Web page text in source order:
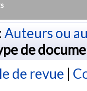
Auteurs ou
de
de revue |